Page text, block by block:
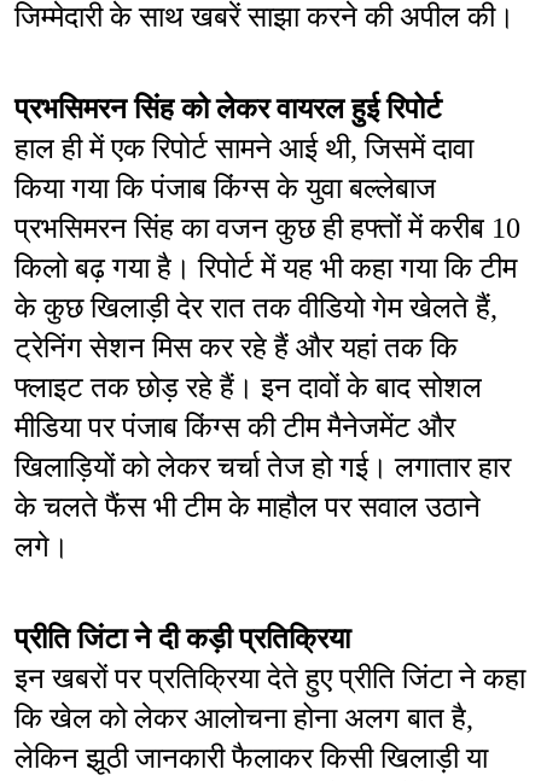
जिम्मेदारी के साथ खबरें साझा करने की अपील की।
प्रभसिमरन सिंह को लेकर वायरल हुई रिपोर्ट
हाल ही में एक रिपोर्ट सामने आई थी, जिसमें दावा
किया गया कि पंजाब किंग्स के युवा बल्लेबाज
प्रभसिमरन सिंह का वजन कुछ ही हफ्तों में करीब 10
किलो बढ़ गया है। रिपोर्ट में यह भी कहा गया कि टीम
के कुछ खिलाड़ी देर रात तक वीडियो गेम खेलते हैं,
ट्रेनिंग सेशन मिस कर रहे हैं और यहां तक कि
फ्लाइट तक छोड़ रहे हैं। इन दावों के बाद सोशल
मीडिया पर पंजाब किंग्स की टीम मैनेजमेंट और
खिलाड़ियों को लेकर चर्चा तेज हो गई। लगातार हार
के चलते फैंस भी टीम के माहौल पर सवाल उठाने
लगे।
प्रीति जिंटा ने दी कड़ी प्रतिक्रिया
इन खबरों पर प्रतिक्रिया देते हुए प्रीति जिंटा ने कहा
कि खेल को लेकर आलोचना होना अलग बात है,
लेकिन झूठी जानकारी फैलाकर किसी खिलाड़ी या